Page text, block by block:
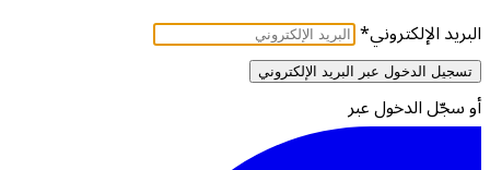
البريد الإلكتروني*
تسجيل الدخول عبر البريد الإلكتروني
أو سجّل الدخول عبر